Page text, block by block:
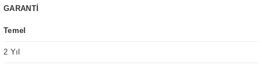
GARANTİ
Temel
2 Yıl